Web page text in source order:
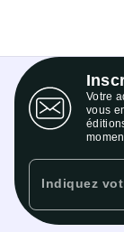
Votre
vous
Indiquez